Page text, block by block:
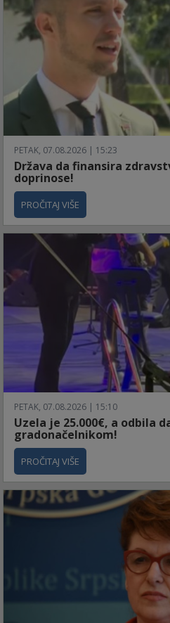
PETAK, 07.08.2026 | 15:23
Država da finansira
doprinose!
PROČITAJ VIŠE
PETAK, 07.08.2026 | 15:10
Uzela je 25.000€, a odbila
gradonačelnikom!
PROČITAJ VIŠE